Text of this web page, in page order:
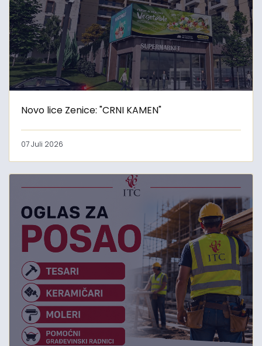
Novo lice Zenice: "CRNI KAMEN"
07 Juli 2026